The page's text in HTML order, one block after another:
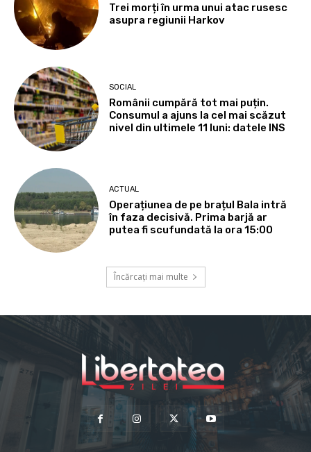
Trei morți în urma unui atac rusesc
asupra regiunii Harkov
SOCIAL
Românii cumpără tot mai puțin.
Consumul a ajuns la cel mai scăzut
nivel din ultimele 11 luni: datele INS
ACTUAL
Operațiunea de pe brațul Bala intră
în faza decisivă. Prima barjă ar
putea fi scufundată la ora 15:00
Încărcați mai multe